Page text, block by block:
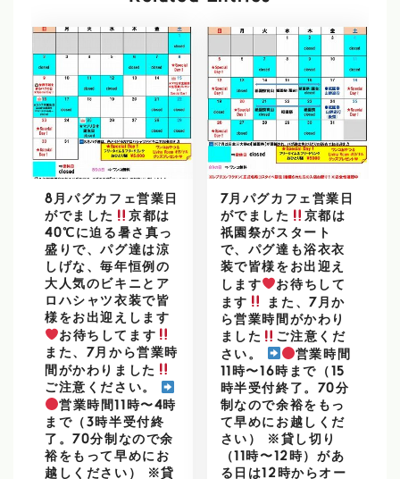
8月パグカフェ営業日
がでました
京都は
40℃に迫る暑さ真っ
盛りで、パグ達は涼
しげな、毎年恒例の
大人気のビキニとア
ロハシャツ衣装で皆
様をお出迎えします
お待ちしてます
また、7月から営業時
間がかわりました
ご注意ください。
営業時間11時〜4時
まで（3時半受付終
了。70分制なので余
裕をもって早めにお
越しください） ※貸
7月パグカフェ営業日
がでました
京都は
祇園祭がスタート
で、パグ達も浴衣衣
装で皆様をお出迎え
します
お待ちして
ます
また、7月か
ら営業時間がかわり
ました
ご注意くだ
さい。
営業時間
11時〜16時まで（15
時半受付終了。70分
制なので余裕をもっ
て早めにお越しくだ
さい） ※貸し切り
（11時〜12時）があ
る日は12時からオー